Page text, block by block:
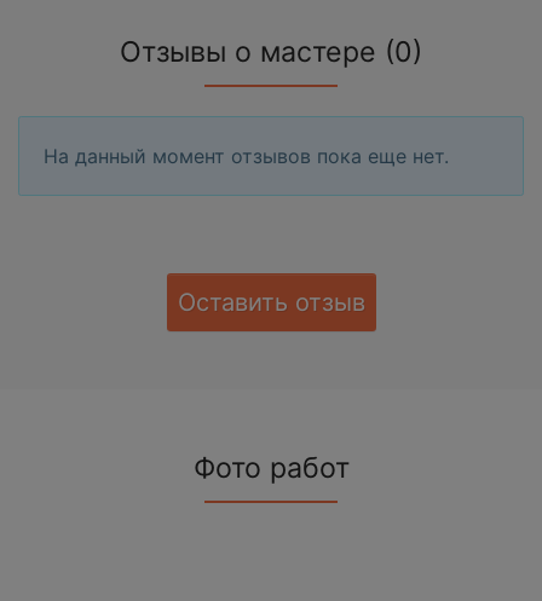
Отзывы о мастере (0)
На данный момент отзывов пока еще нет.
Оставить отзыв
Фото работ